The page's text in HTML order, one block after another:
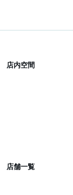
店内空間
店舗一覧